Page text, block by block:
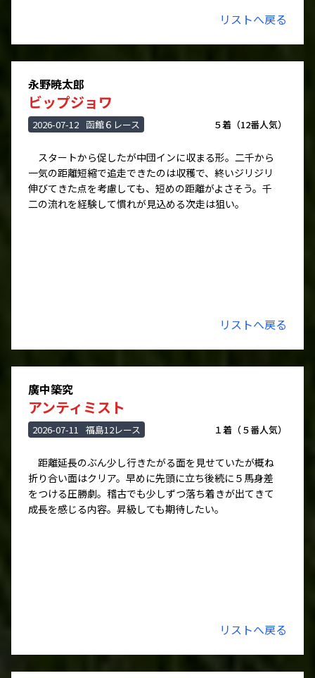
リストへ戻る
永野暁太郎
ビップジョワ
2026-07-12 函館６レース ５着（12番人気）
スタートから促したが中団インに収まる形。二千から
一気の距離短縮で追走できたのは収穫で、終いジリジリ
伸びてきた点を考慮しても、短めの距離がよさそう。千
二の流れを経験して慣れが見込める次走は狙い。
リストへ戻る
廣中築究
アンティミスト
2026-07-11 福島12レース １着（５番人気）
距離延長のぶん少し行きたがる面を見せていたが概ね
折り合い面はクリア。早めに先頭に立ち後続に５馬身差
をつける圧勝劇。稽古でも少しずつ落ち着きが出てきて
成長を感じる内容。昇級しても期待したい。
リストへ戻る